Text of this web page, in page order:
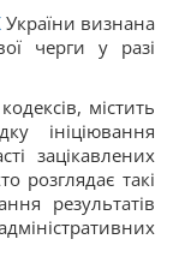
України визнана
черги у разі
містить
ініціювання
зацікавлених
розглядає такі
результатів